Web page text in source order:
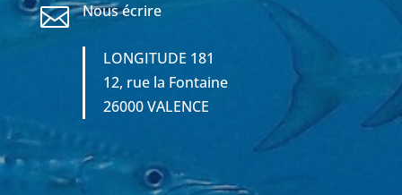
 Nous écrire
LONGITUDE 181
12, rue la Fontaine
26000 VALENCE